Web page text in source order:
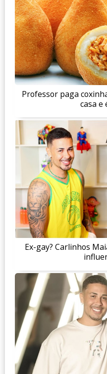
Professor paga
casa e
Ex-gay? Carlinhos